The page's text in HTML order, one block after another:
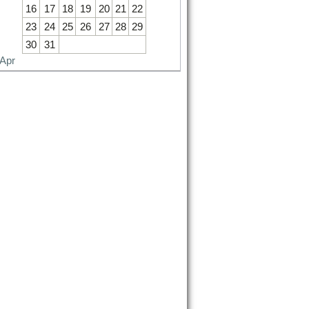
16 17 18 19 20 21 22
23
24 25 26 27 28 29
30
31